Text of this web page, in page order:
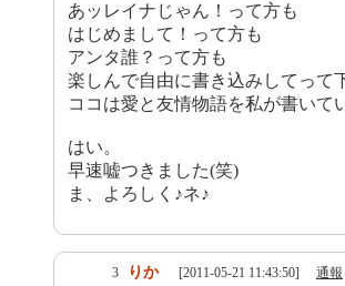
あッレイナじゃん！って方も
はじめまして！って方も
アンタ誰？って方も
楽しんで自由に書き込みしてって
ココは愛と友情物語を私が書いて
はい。
早速嘘つきました(笑)
ま、よろしく♪ネ♪
3 りか [2011-05-21 11:43:50] 通報